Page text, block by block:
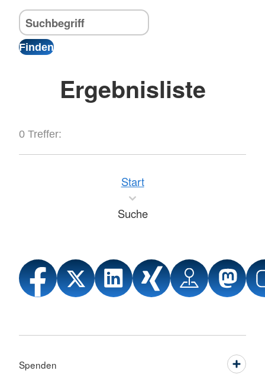
Ergebnisliste
0 Treffer:
Start
Suche
Spenden